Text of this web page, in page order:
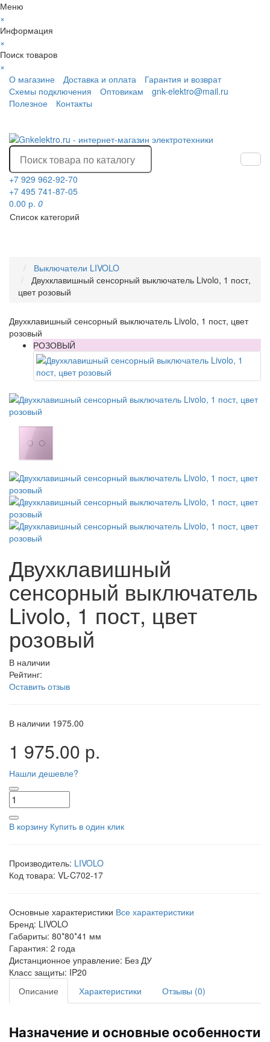
Меню
×
Информация
×
Поиск товаров
×
О магазине
Доставка и оплата
Гарантия и возврат
Схемы подключения
Оптовикам
gnk-elektro@mail.ru
Полезное
Контакты
+7 929 962-92-70
+7 495 741-87-05
0.00 р. 0
Список категорий
Выключатели LIVOLO
Двухклавишный сенсорный выключатель Livolo, 1 пост,
цвет розовый
Двухклавишный сенсорный выключатель Livolo, 1 пост, цвет
розовый
РОЗОВЫЙ
Двухклавишный
сенсорный выключатель
Livolo, 1 пост, цвет
розовый
В наличии
Рейтинг:
Оставить отзыв
В наличии 1975.00
1 975.00 р.
Нашли дешевле?
В корзину Купить в один клик
Производитель: LIVOLO
Код товара: VL-C702-17
Основные характеристики Все характеристики
Бренд: LIVOLO
Габариты: 80*80*41 мм
Гарантия: 2 года
Дистанционное управление: Без ДУ
Класс защиты: IP20
Описание
Характеристики Отзывы (0)
Назначение и основные особенности